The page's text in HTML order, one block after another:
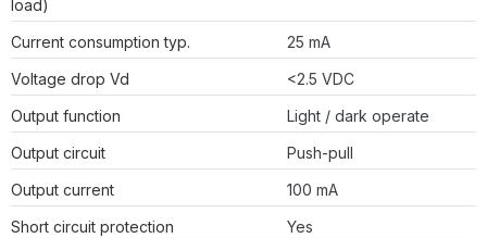
load)
Current consumption typ.
25 mA
Voltage drop Vd
<2.5 VDC
Output function
Light / dark operate
Output circuit
Push-pull
Output current
100 mA
Short circuit protection
Yes